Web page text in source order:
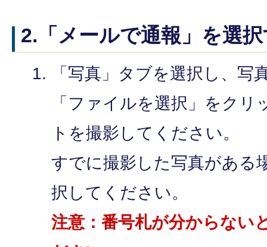
2.「メールで通報」を選
「写真」タブを選択し、写
「ファイルを選択」をク
トを撮影してください。
すでに撮影した写真がある
択してください。
注意：番号札が分からない